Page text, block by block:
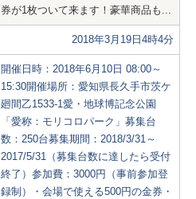
券が1枚ついて来ます！豪華商品も...
2018年3月19日4時4分
開催日時：2018年6月10日 08:00～
15:30開催場所：愛知県長久手市茨ケ
廻間乙1533-1愛・地球博記念公園
「愛称：モリコロパーク」募集台
数：250台募集期間：2018/3/31～
2017/5/31（募集台数に達したら受付
終了）参加費：3000円（事前参加登
録制）・会場で使える500円の金券・